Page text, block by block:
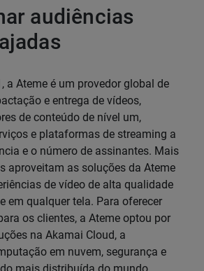
audiências
a Ateme é um provedor global de
e entrega de vídeos,
de conteúdo de nível um,
e plataformas de streaming a
e o número de assinantes. Mais
aproveitam as soluções da Ateme
de vídeo de alta qualidade
em qualquer tela. Para oferecer
os clientes, a Ateme optou por
na Akamai Cloud, a
em nuvem, segurança e